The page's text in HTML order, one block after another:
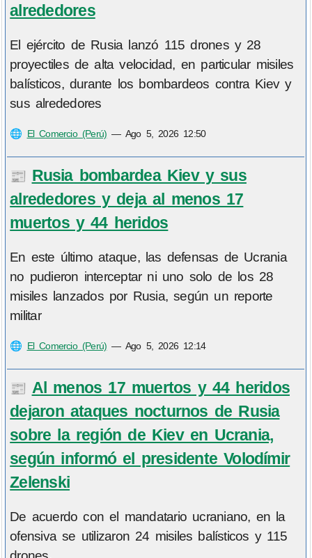
alrededores
El ejército de Rusia lanzó 115 drones y 28
proyectiles de alta velocidad, en particular misiles
balísticos, durante los bombardeos contra Kiev y
sus alrededores
🌐 El Comercio (Perú) — Ago 5, 2026 12:50
📰 Rusia bombardea Kiev y sus
alrededores y deja al menos 17
muertos y 44 heridos
En este último ataque, las defensas de Ucrania
no pudieron interceptar ni uno solo de los 28
misiles lanzados por Rusia, según un reporte
militar
🌐 El Comercio (Perú) — Ago 5, 2026 12:14
📰 Al menos 17 muertos y 44 heridos
dejaron ataques nocturnos de Rusia
sobre la región de Kiev en Ucrania,
según informó el presidente Volodímir
Zelenski
De acuerdo con el mandatario ucraniano, en la
ofensiva se utilizaron 24 misiles balísticos y 115